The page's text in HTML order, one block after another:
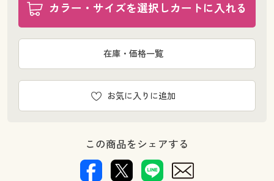
カラー・サイズを選択しカートに入れる
お気に入りに追加
在庫・価格一覧
この商品をシェアする